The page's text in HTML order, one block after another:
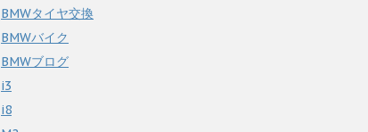
BMWタイヤ交換
BMWバイク
BMWブログ
i3
i8